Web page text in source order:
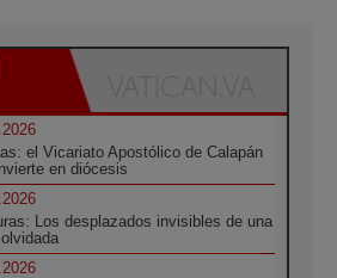
el Vicariato Apostólico de Calapán
en diócesis
Los desplazados invisibles de una